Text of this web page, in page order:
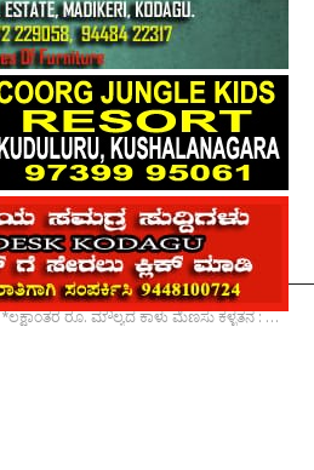
*ಲಕ್ಷಾಂತರ ರೂ. ಮೌಲ್ಯದ ಕಾಳು ಮೆಣಸು ಕಳ್ಳತನ : ನಾಲ್ವರು ಆರೋಪಿಗಳ ಬಂಧನ*